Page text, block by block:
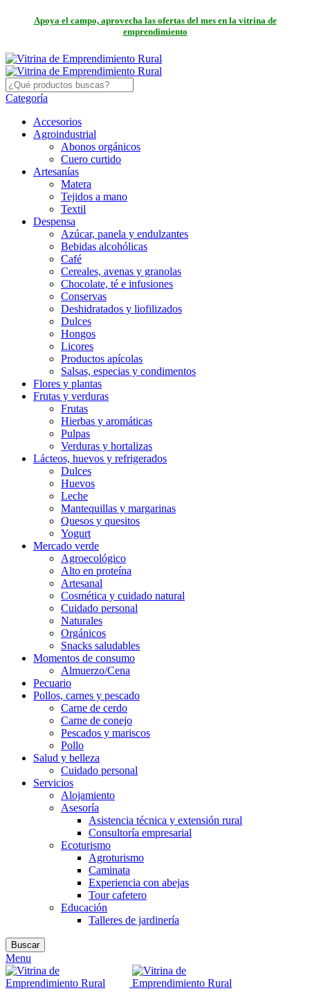
Apoya el campo, aprovecha las ofertas del mes en la vitrina de
emprendimiento
Categoría
Accesorios
Agroindustrial
Abonos orgánicos
Cuero curtido
Artesanías
Matera
Tejidos a mano
Textil
Despensa
Azúcar, panela y endulzantes
Bebidas alcohólicas
Café
Cereales, avenas y granolas
Chocolate, té e infusiones
Conservas
Deshidratados y liofilizados
Dulces
Hongos
Licores
Productos apícolas
Salsas, especias y condimentos
Flores y plantas
Frutas y verduras
Frutas
Hierbas y aromáticas
Pulpas
Verduras y hortalizas
Lácteos, huevos y refrigerados
Dulces
Huevos
Leche
Mantequillas y margarinas
Quesos y quesitos
Yogurt
Mercado verde
Agroecológico
Alto en proteína
Artesanal
Cosmética y cuidado natural
Cuidado personal
Naturales
Orgánicos
Snacks saludables
Momentos de consumo
Almuerzo/Cena
Pecuario
Pollos, carnes y pescado
Carne de cerdo
Carne de conejo
Pescados y mariscos
Pollo
Salud y belleza
Cuidado personal
Servicios
Alojamiento
Asesoría
Asistencia técnica y extensión rural
Consultoría empresarial
Ecoturismo
Agroturismo
Caminata
Experiencia con abejas
Tour cafetero
Educación
Talleres de jardinería
Buscar
Menu